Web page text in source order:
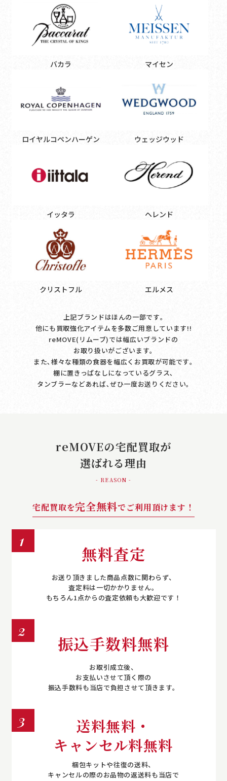
バカラ マイセン
ロイヤルコペンハーゲン ウェッジウッド
イッタラ ヘレンド
クリストフル エルメス
上記ブランドはほんの一部です｡
他にも買取強化アイテムを多数ご用意しています!!
reMOVE(リムーブ)では幅広いブランドの
お取り扱いがございます｡
また､様々な種類の食器を幅広くお買取が可能です｡
棚に置きっぱなしになっているグラス､
タンブラーなどあれば､ぜひ一度お送りください｡
reMOVEの宅配買取が
選ばれる理由
- REASON -
宅配買取を完全無料でご利用頂けます！
1
無料査定
お送り頂きました商品点数に関わらず、
査定料は一切かかりません。
もちろん1点からの査定依頼も大歓迎です！
2
振込手数料無料
お取引成立後、
お支払いさせて頂く際の
振込手数料も当店で負担させて頂きます。
3
送料無料・
キャンセル料無料
梱包キットや往復の送料、
キャンセルの際のお品物の返送料も当店で